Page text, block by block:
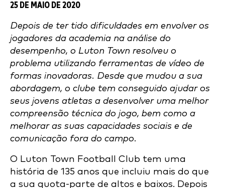
25 DE MAIO DE 2020
Depois de ter tido dificuldades em envolver os
jogadores da academia na análise do
desempenho, o Luton Town resolveu o
problema utilizando ferramentas de vídeo de
formas inovadoras. Desde que mudou a sua
abordagem, o clube tem conseguido ajudar os
seus jovens atletas a desenvolver uma melhor
compreensão técnica do jogo, bem como a
melhorar as suas capacidades sociais e de
comunicação fora do campo.
O Luton Town Football Club tem uma
história de 135 anos que incluiu mais do que
a sua quota-parte de altos e baixos. Depois